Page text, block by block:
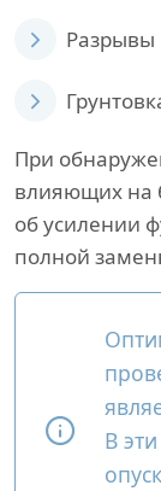
Разрывы
При
влияющих на
об усилении
полной
В